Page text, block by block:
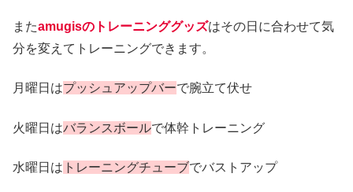
またamugisのトレーニンググッズはその日に合わせて気
分を変えてトレーニングできます。
月曜日はプッシュアップバーで腕立て伏せ
火曜日はバランスボールで体幹トレーニング
水曜日は トレーニングチューブでバストアップ